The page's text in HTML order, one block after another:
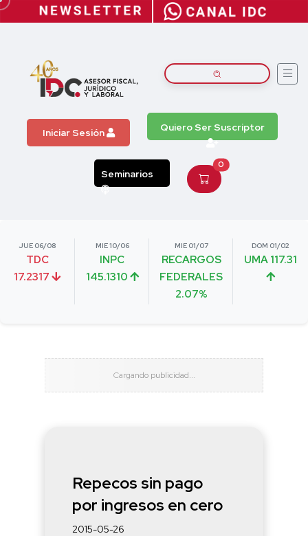
Iniciar Sesión Quiero Ser Suscriptor
Seminarios
0
JUE 06/08
TDC
17.2317
MIE 10/06
INPC
145.1310
MIE 01/07
RECARGOS
FEDERALES
2.07%
DOM 01/02
UMA 117.31
Repecos sin pago
por ingresos en cero
2015-05-26